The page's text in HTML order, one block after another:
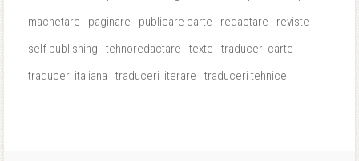
machetare
paginare publicare carte redactare
reviste
self publishing
tehnoredactare texte
traduceri carte
traduceri italiana
traduceri literare traduceri tehnice